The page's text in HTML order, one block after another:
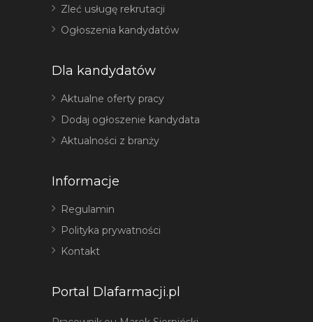
Zleć usługę rekrutacji
Ogłoszenia kandydatów
Dla kandydatów
Aktualne oferty pracy
Dodaj ogłoszenie kandydata
Aktualności z branży
Informacje
Regulamin
Polityka prywatności
Kontakt
Portal Dlafarmacji.pl